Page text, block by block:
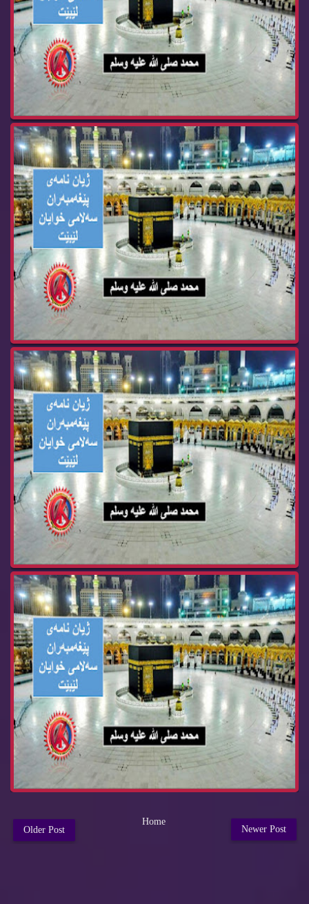
35- چه‌ند خاڵێك له‌ ده‌ره‌نجام و ئاكامه‌كانی كۆ...
Newer Post
Older Post
Home